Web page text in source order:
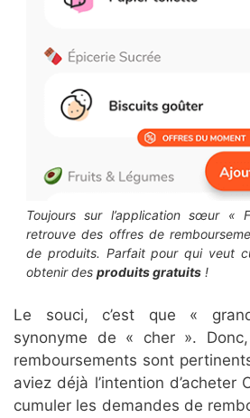
Toujours sur l’application sœur «
retrouve des offres de
de produits. Parfait pour qui veut
obtenir des produits gratuits !
Le souci, c’est que «
synonyme de « cher ».
remboursements sont
aviez déjà l’intention d’acheter
cumuler les demandes de